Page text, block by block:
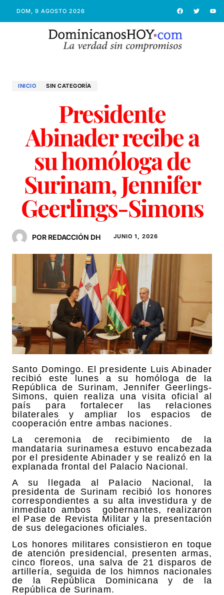
DOM, 9 AGOSTO 2026
INICIO SIN CATEGORÍA
Presidente
Abinader recibe a
su homóloga de
Surinam, Jennifer
Geerlings-Simons
POR REDACCIÓN DH JUNIO 1, 2026
Santo Domingo. El presidente Luis Abinader
recibió este lunes a su homóloga de la
República de Surinam, Jennifer Geerlings-
Simons, quien realiza una visita oficial al
país para fortalecer las relaciones
bilaterales y ampliar los espacios de
cooperación entre ambas naciones.
La ceremonia de recibimiento de la
mandataria surinamesa estuvo encabezada
por el presidente Abinader y se realizó en la
explanada frontal del Palacio Nacional.
A su llegada al Palacio Nacional, la
presidenta de Surinam recibió los honores
correspondientes a su alta investidura y de
inmediato ambos
gobernantes, realizaron
el Pase de Revista Militar y la presentación
de sus delegaciones oficiales.
Los honores militares consistieron en toque
de atención presidencial, presenten armas,
cinco floreos, una salva de 21 disparos de
artillería, seguida de los himnos nacionales
de la República Dominicana y de la
República de Surinam.